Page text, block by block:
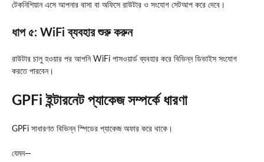
টেকনিশিয়ান এসে আপনার বাসা বা অফিসে রাউটার ও সংযোগ সেটআপ করে দেবে।
ধাপ ৫: WiFi ব্যবহার শুরু করুন
রাউটার চালু হওয়ার পর আপনি WiFi পাসওয়ার্ড ব্যবহার করে বিভিন্ন ডিভাইস সংযোগ
করতে পারবেন।
GPFi ইন্টারনেট প্যাকেজ সম্পর্কে ধারণা
GPFi সাধারণত বিভিন্ন স্পিডের প্যাকেজ অফার করে থাকে।
যেমন—